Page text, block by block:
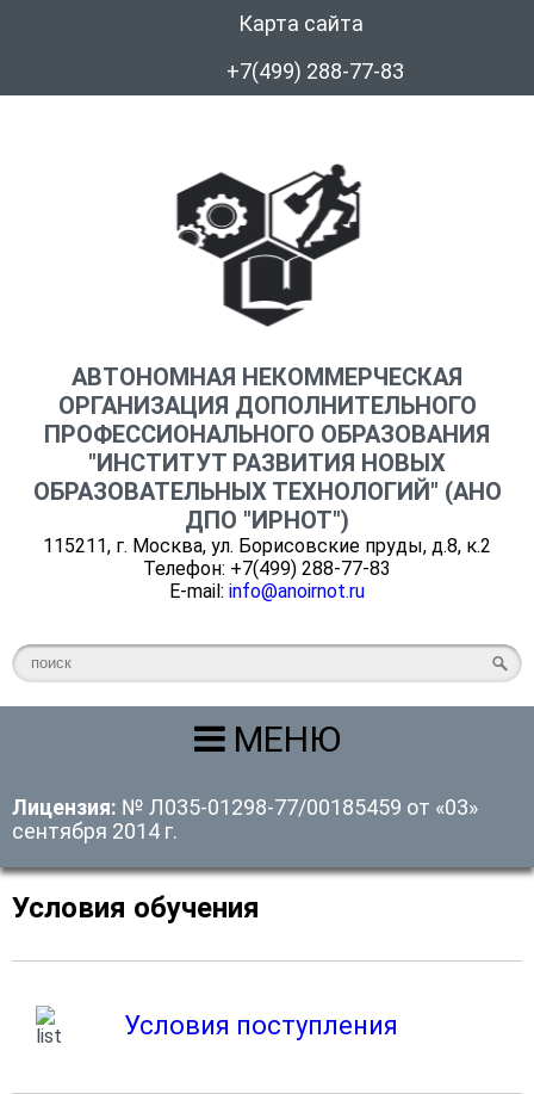
Карта сайта
+7(499) 288-77-83
АВТОНОМНАЯ НЕКОММЕРЧЕСКАЯ
ОРГАНИЗАЦИЯ ДОПОЛНИТЕЛЬНОГО
ПРОФЕССИОНАЛЬНОГО ОБРАЗОВАНИЯ
"ИНСТИТУТ РАЗВИТИЯ НОВЫХ
ОБРАЗОВАТЕЛЬНЫХ ТЕХНОЛОГИЙ" (АНО
ДПО "ИРНОТ")
115211, г. Москва, ул. Борисовские пруды, д.8, к.2
Телефон: +7(499) 288-77-83
E-mail: info@anoirnot.ru
МЕНЮ
Лицензия: № Л035-01298-77/00185459 от «03»
сентября 2014 г.
Условия обучения
Условия поступления